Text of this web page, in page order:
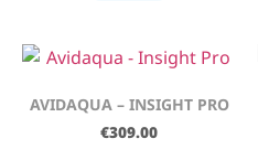
AVIDAQUA – INSIGHT PRO
€309.00